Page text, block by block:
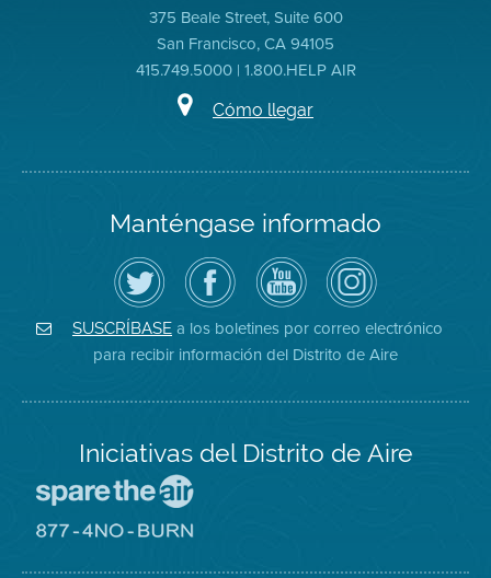
375 Beale Street, Suite 600
San Francisco, CA 94105
415.749.5000 | 1.800.HELP AIR
Cómo llegar
Manténgase informado
Siga
el
Distrito
de
Aire
en
Twitter
Visite
la
página
de
Facebook
del
Distrito
Canal
de
YouTube
del
Distrito
de
Aire
Air
District
on
Instagram
SUSCRÍBASE a los boletines por correo electrónico
para recibir información del Distrito de Aire
Iniciativas del Distrito de Aire